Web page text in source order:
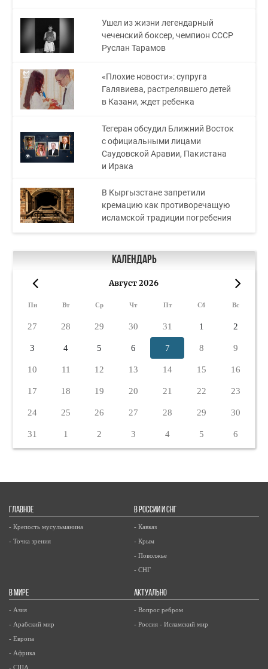
Ушел из жизни легендарный
чеченский боксер, чемпион СССР
Руслан Тарамов
«Плохие новости»: супруга
Галявиева, растрелявшего детей
в Казани, ждет ребенка
Тегеран обсудил Ближний Восток
с официальными лицами
Саудовской Аравии, Пакистана
и Ирака
В Кыргызстане запретили
кремацию как противоречащую
исламской традиции погребения
Календарь
Август 2026
Пн Вт Ср Чт Пт Сб Вс
27 28 29 30 31 1 2
3 4 5 6 7 8 9
10 11 12 13 14 15 16
17 18 19 20 21 22 23
24 25 26 27 28 29 30
31 1 2 3 4 5 6
ГЛАВНОЕ
- Крепость мусульманина
- Точка зрения
В РОССИИ И СНГ
- Кавказ
- Крым
- Поволжье
- СНГ
В МИРЕ
- Азия
- Арабский мир
- Европа
- Африка
- США
АКТУАЛЬНО
- Вопрос ребром
- Россия - Исламский мир